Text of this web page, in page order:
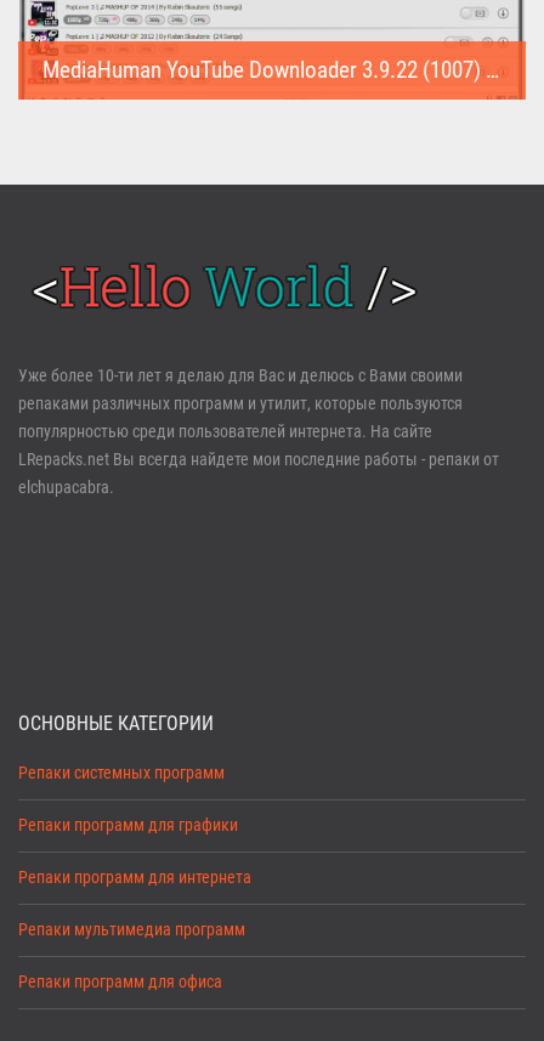
MediaHuman YouTube Downloader 3.9.22 (1007) (Repack & Portable)
Войти
Регистрация
Забыли пароль?
Уже более 10-ти лет я делаю для Вас и делюсь с Вами своими
репаками различных программ и утилит, которые пользуются
популярностью среди пользователей интернета. На сайте
LRepacks.net Вы всегда найдете мои последние работы - репаки от
elchupacabra.
ОСНОВНЫЕ КАТЕГОРИИ
Репаки системных программ
Репаки программ для графики
Репаки программ для интернета
Репаки мультимедиа программ
Репаки программ для офиса